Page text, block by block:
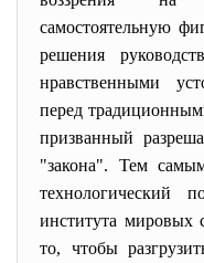
самостоятельную
решения
нравственными
перед
призванный
"закона". Тем
технологический
института мировых
то, чтобы